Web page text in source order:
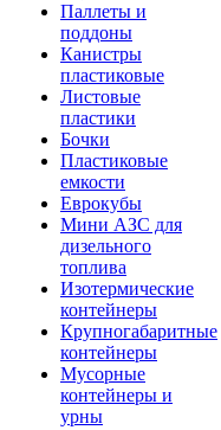
Паллеты и
поддоны
Канистры
пластиковые
Листовые
пластики
Бочки
Пластиковые
емкости
Еврокубы
Мини АЗС для
дизельного
топлива
Изотермические
контейнеры
Крупногабаритные
контейнеры
Мусорные
контейнеры и
урны